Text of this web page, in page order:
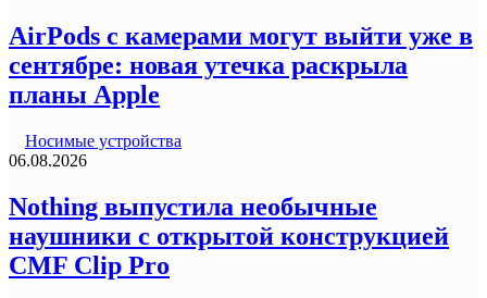
AirPods с камерами могут выйти уже в
сентябре: новая утечка раскрыла
планы Apple
Носимые устройства
06.08.2026
Nothing выпустила необычные
наушники с открытой конструкцией
CMF Clip Pro